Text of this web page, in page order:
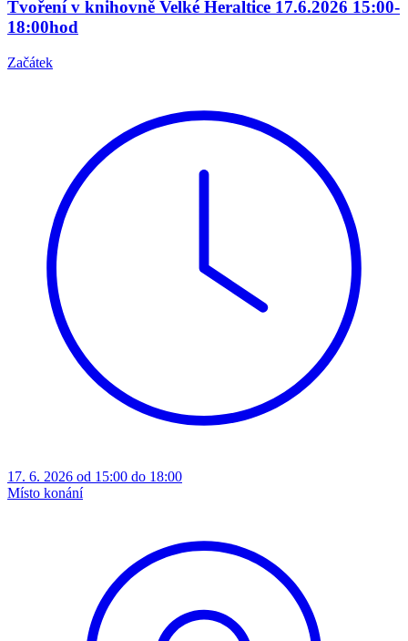
Tvoření v knihovně Velké Heraltice 17.6.2026 15:00-
18:00hod
Začátek
17. 6. 2026 od 15:00 do 18:00
Místo konání